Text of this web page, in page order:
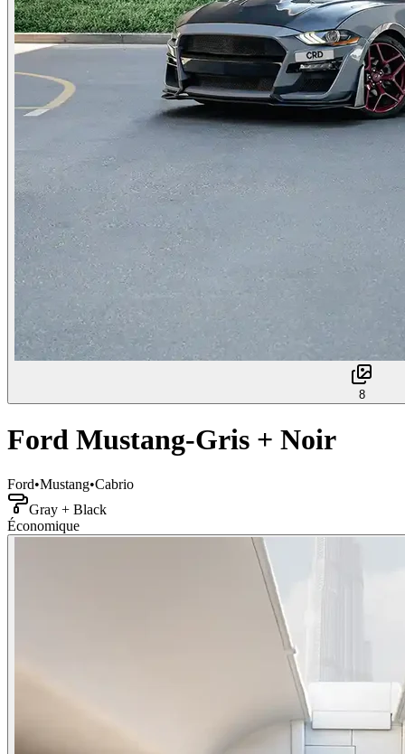
8
Ford Mustang-Gris + Noir
Ford•Mustang•Cabrio
Gray + Black
Économique